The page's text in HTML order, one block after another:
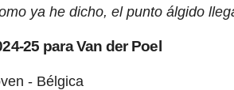
ya he dicho, el punto álgido
25 para Van der Poel
- Bélgica